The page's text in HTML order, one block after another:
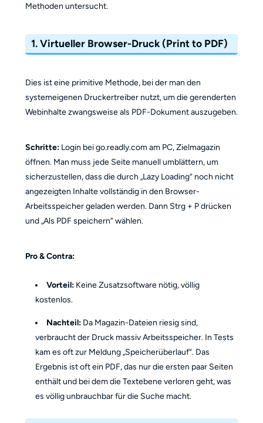
Methoden untersucht.
1. Virtueller Browser-Druck (Print to PDF)
Dies ist eine primitive Methode, bei der man den
systemeigenen Druckertreiber nutzt, um die gerenderten
Webinhalte zwangsweise als PDF-Dokument auszugeben.
Schritte: Login bei go.readly.com am PC, Zielmagazin
öffnen. Man muss jede Seite manuell umblättern, um
sicherzustellen, dass die durch „Lazy Loading“ noch nicht
angezeigten Inhalte vollständig in den Browser-
Arbeitsspeicher geladen werden. Dann Strg + P drücken
und „Als PDF speichern“ wählen.
Pro & Contra:
Vorteil: Keine Zusatzsoftware nötig, völlig
kostenlos.
Nachteil: Da Magazin-Dateien riesig sind,
verbraucht der Druck massiv Arbeitsspeicher. In Tests
kam es oft zur Meldung „Speicherüberlauf“. Das
Ergebnis ist oft ein PDF, das nur die ersten paar Seiten
enthält und bei dem die Textebene verloren geht, was
es völlig unbrauchbar für die Suche macht.